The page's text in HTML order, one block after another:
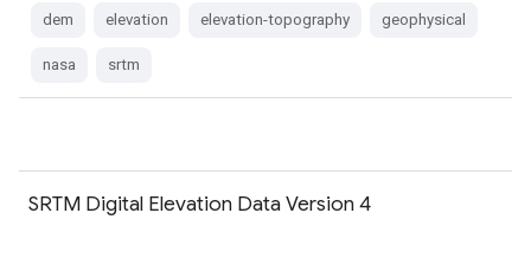
dem elevation elevation-topography geophysical
nasa srtm
SRTM Digital Elevation Data Version 4